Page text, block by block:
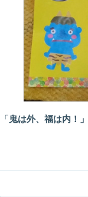
「鬼は外、福は内！」